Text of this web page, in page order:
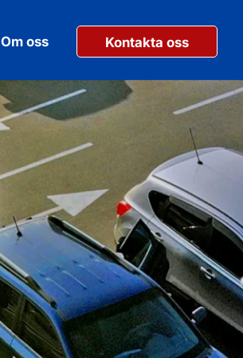
Om oss Kontakta oss